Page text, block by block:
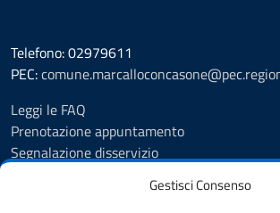
Gestisci Consenso
Telefono: 02979611
PEC:
Leggi le FAQ
Prenotazione appuntamento
Segnalazione disservizio